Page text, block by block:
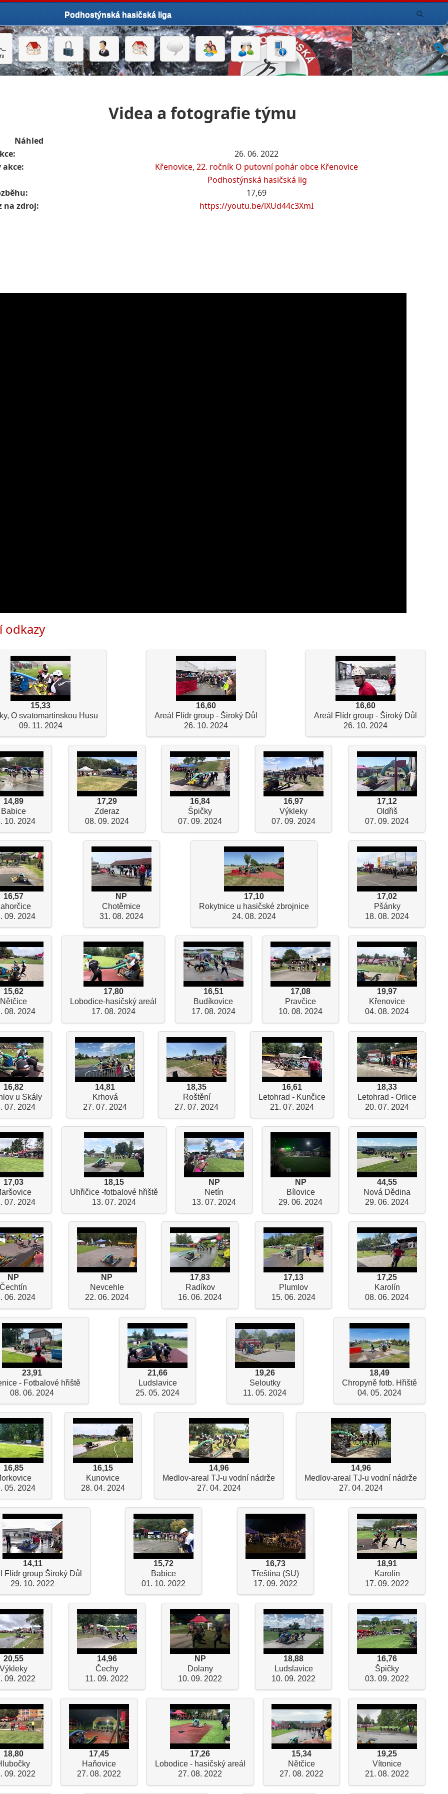
Podhostýnská hasičská liga
Videa a fotografie týmu
Náhled
26. 06. 2022
akce:
Křenovice, 22. ročník O putovní pohár obce Křenovice
Podhostýnská hasičská lig
17,69
na zdroj:
https://youtu.be/lXUd44c3XmI
odkazy
15,33
O svatomartinskou Husu
09. 11. 2024
16,60
Areál Flídr group - Široký Důl
26. 10. 2024
16,60
Areál Flídr group - Široký Důl
26. 10. 2024
14,89
Babice
10. 2024
17,29
Zderaz
08. 09. 2024
16,84
Špičky
07. 09. 2024
16,97
Výkleky
07. 09. 2024
17,12
Oldřiš
07. 09. 2024
16,57
09. 2024
NP
Chotěmice
31. 08. 2024
17,10
Rokytnice u hasičské zbrojnice
24. 08. 2024
17,02
Pšánky
18. 08. 2024
15,62
Nětčice
08. 2024
17,80
Lobodice-hasičský areál
17. 08. 2024
16,51
Budíkovice
17. 08. 2024
17,08
Pravčice
10. 08. 2024
19,97
Křenovice
04. 08. 2024
16,82
u Skály
07. 2024
14,81
Krhová
27. 07. 2024
18,35
Roštění
27. 07. 2024
16,61
Letohrad - Kunčice
21. 07. 2024
18,33
Letohrad - Orlice
20. 07. 2024
17,03
07. 2024
18,15
Uhřičice -fotbalové hřiště
13. 07. 2024
NP
Netín
13. 07. 2024
NP
Bílovice
29. 06. 2024
44,55
Nová Dědina
29. 06. 2024
NP
Čechtín
06. 2024
NP
Nevcehle
22. 06. 2024
17,83
Radíkov
16. 06. 2024
17,13
Plumlov
15. 06. 2024
17,25
Karolín
08. 06. 2024
23,91
- Fotbalové hřiště
08. 06. 2024
21,66
Ludslavice
25. 05. 2024
19,26
Seloutky
11. 05. 2024
18,49
Chropyně fotb. Hřiště
04. 05. 2024
16,85
05. 2024
16,15
Kunovice
28. 04. 2024
14,96
Medlov-areal TJ-u vodní nádrže
27. 04. 2024
14,96
Medlov-areal TJ-u vodní nádrže
27. 04. 2024
14,11
Flídr group Široký Důl
29. 10. 2022
15,72
Babice
01. 10. 2022
16,73
Třeština (SU)
17. 09. 2022
18,91
Karolín
17. 09. 2022
20,55
09. 2022
14,96
Čechy
11. 09. 2022
NP
Dolany
10. 09. 2022
18,88
Ludslavice
10. 09. 2022
16,76
Špičky
03. 09. 2022
18,80
09. 2022
17,45
Haňovice
27. 08. 2022
17,26
Lobodice - hasičský areál
27. 08. 2022
15,34
Nětčice
27. 08. 2022
19,25
Vítonice
21. 08. 2022